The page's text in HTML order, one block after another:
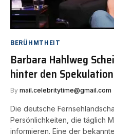
BERÜHMTHEIT
Barbara Hahlweg
hinter den
By mail.celebritytime@gmail.com
Die deutsche
Persönlichkeiten, die täglich
informieren. Eine der